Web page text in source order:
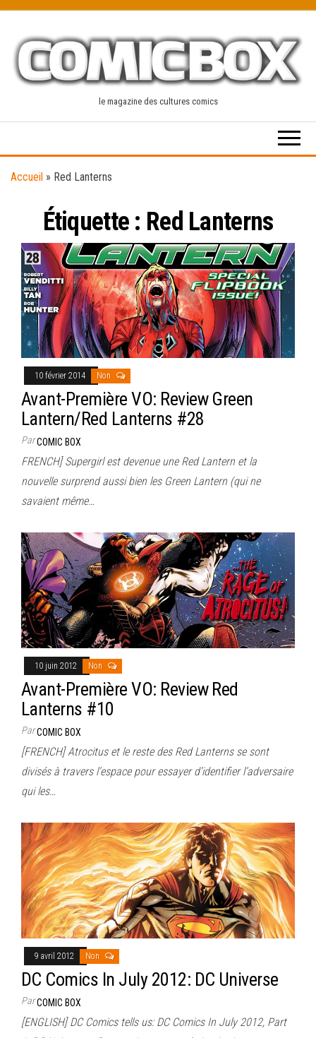
content
le magazine des cultures comics
Accueil » Red Lanterns
Étiquette : Red Lanterns
10 février 2014 Non
Avant-Première VO: Review Green
Lantern/Red Lanterns #28
ParCOMIC BOX
FRENCH] Supergirl est devenue une Red Lantern et la
nouvelle surprend aussi bien les Green Lantern (qui ne
savaient même…
10 juin 2012 Non
Avant-Première VO: Review Red
Lanterns #10
ParCOMIC BOX
[FRENCH] Atrocitus et le reste des Red Lanterns se sont
divisés à travers l’espace pour essayer d’identifier l’adversaire
qui les…
9 avril 2012 Non
DC Comics In July 2012: DC Universe
ParCOMIC BOX
[ENGLISH] DC Comics tells us: DC Comics In July 2012, Part